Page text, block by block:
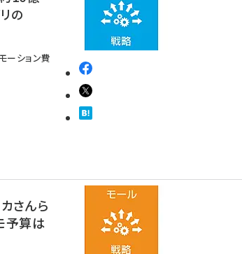
の
ーション費
さんら
予算は